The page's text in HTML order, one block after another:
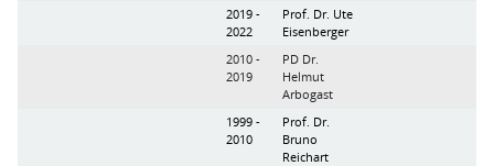
2019 -
2022
Prof. Dr. Ute
Eisenberger
2010 -
2019
PD Dr.
Helmut
Arbogast
1999 -
2010
Prof. Dr.
Bruno
Reichart